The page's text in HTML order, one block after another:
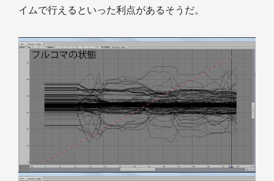
イムで行えるといった利点があるそうだ。